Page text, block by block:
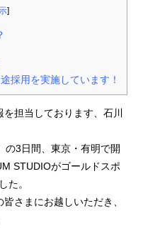
]
採用を実施しています！
担当しております、石川
3日間、東京・有明で開
STUDIOがゴールドスポ
た。
さまにお越しいただき、